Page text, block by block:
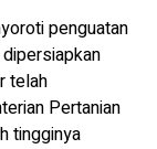
penguatan
telah
Pertanian
tingginya